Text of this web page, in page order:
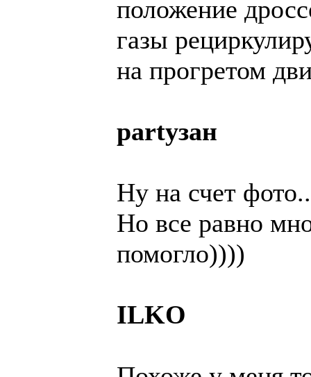
положение
газы
на прогретом
partyзан
Ну на счет
Но все равно
помогло))))
ILKO